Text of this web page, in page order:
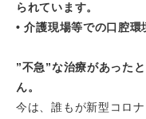
られています。
• 介護現場等での口腔環
”不急”な治療があった
ん。
今は、誰もが新型コロ